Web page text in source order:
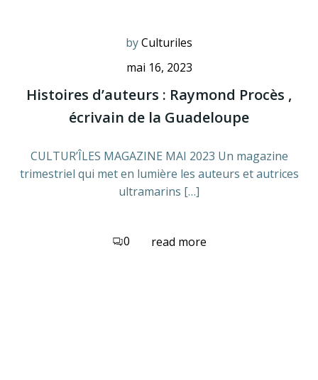
byCulturiles
mai 16, 2023
Histoires d’auteurs : Raymond Procès ,
écrivain de la Guadeloupe
CULTUR’ÎLES MAGAZINE MAI 2023 Un magazine
trimestriel qui met en lumière les auteurs et autrices
ultramarins […]
0 read more